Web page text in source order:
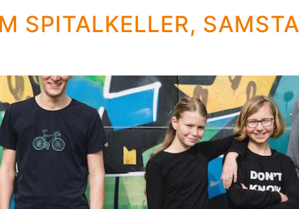
SPITALKELLER,